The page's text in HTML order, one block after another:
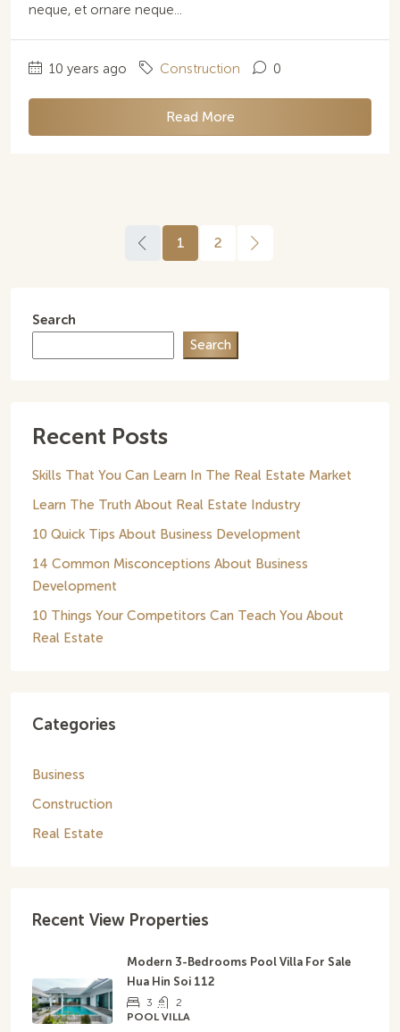
neque, et ornare neque...
10 years ago Construction 0
Read More
1 2
Search
Search
Recent Posts
Skills That You Can Learn In The Real Estate Market
Learn The Truth About Real Estate Industry
10 Quick Tips About Business Development
14 Common Misconceptions About Business
Development
10 Things Your Competitors Can Teach You About
Real Estate
Categories
Business
Construction
Real Estate
Recent View Properties
Modern 3-Bedrooms Pool Villa For Sale
Hua Hin Soi 112
3
2
POOL VILLA